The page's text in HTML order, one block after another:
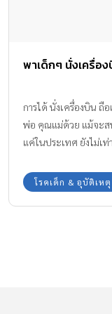
พาเด็กๆ นั่งเครื่อ
การได้ นั่งเครื่องบิน ถื
พ่อ คุณแม่ด้วย แม้จะส
แค่ในประเทศ ยังไม่เ
โรคเด็ก & อุบัติเหตุ